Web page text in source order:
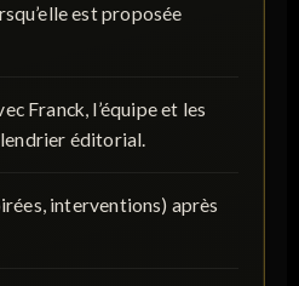
est proposée
Franck, l’équipe et les
éditorial.
interventions) après